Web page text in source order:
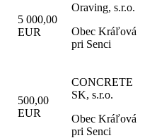
5 000,00
EUR
Oraving, s.r.o.
Obec Kráľová
pri Senci
500,00
EUR
CONCRETE
SK, s.r.o.
Obec Kráľová
pri Senci